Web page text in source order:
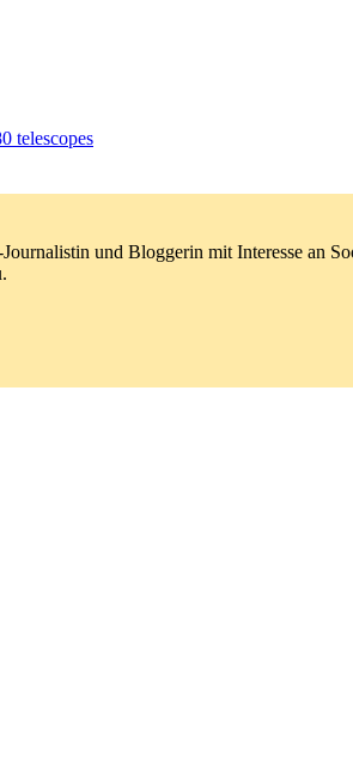
telescopes
und Bloggerin mit Interesse an